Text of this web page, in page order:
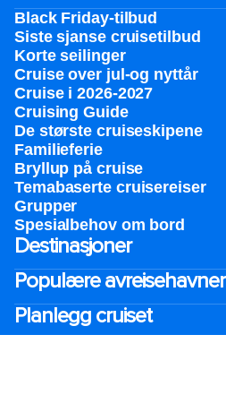
Black Friday-tilbud
Siste sjanse cruisetilbud
Korte seilinger
Cruise over jul-og nyttår
Cruise i 2026-2027
Cruising Guide
De største cruiseskipene
Familieferie
Bryllup på cruise
Temabaserte cruisereiser
Grupper
Spesialbehov om bord
Destinasjoner
Populære avreisehavner
Planlegg cruiset